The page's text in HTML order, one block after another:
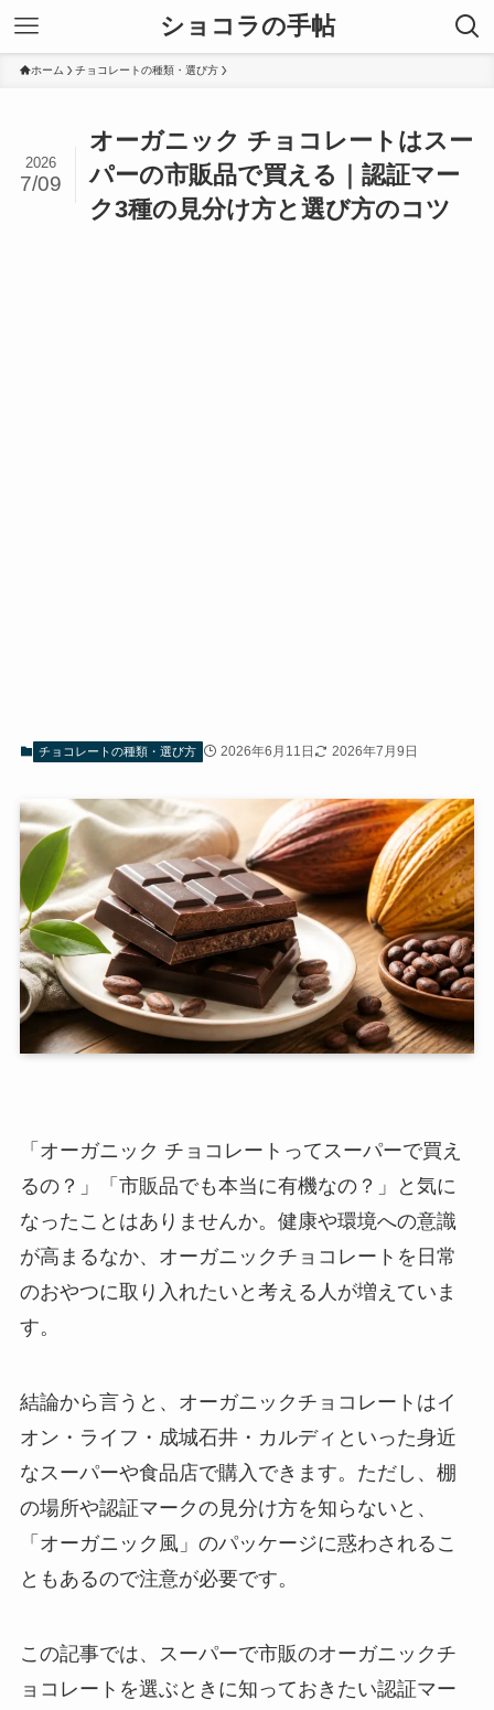
ショコラの手帖
ホーム チョコレートの種類・選び方
オーガニック チョコレートはスー
パーの市販品で買える｜認証マー
ク3種の見分け方と選び方のコツ
2026
7/09
チョコレートの種類・選び方 2026年6月11日 2026年7月9日
「オーガニック チョコレートってスーパーで買え
るの？」「市販品でも本当に有機なの？」と気に
なったことはありませんか。健康や環境への意識
が高まるなか、オーガニックチョコレートを日常
のおやつに取り入れたいと考える人が増えていま
す。
結論から言うと、オーガニックチョコレートはイ
オン・ライフ・成城石井・カルディといった身近
なスーパーや食品店で購入できます。ただし、棚
の場所や認証マークの見分け方を知らないと、
「オーガニック風」のパッケージに惑わされるこ
ともあるので注意が必要です。
この記事では、スーパーで市販のオーガニックチ
ョコレートを選ぶときに知っておきたい認証マー